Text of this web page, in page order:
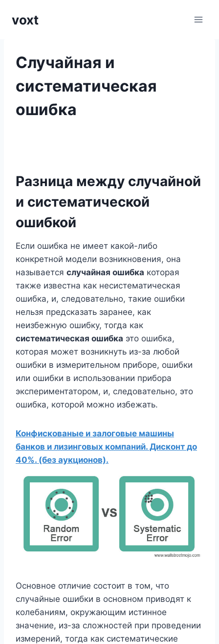
voxt
Случайная и
систематическая
ошибка
Разница между случайной
и систематической
ошибкой
Если ошибка не имеет какой-либо
конкретной модели возникновения, она
называется случайная ошибка которая
также известна как несистематическая
ошибка, и, следовательно, такие ошибки
нельзя предсказать заранее, как
неизбежную ошибку, тогда как
систематическая ошибка это ошибка,
которая может возникнуть из-за любой
ошибки в измерительном приборе, ошибки
или ошибки в использовании прибора
экспериментатором, и, следовательно, это
ошибка, которой можно избежать.
Конфискованые и залоговые машины
банков и лизинговых компаний. Дисконт до
40%. (без аукционов).
Основное отличие состоит в том, что
случайные ошибки в основном приводят к
колебаниям, окружающим истинное
значение, из-за сложностей при проведении
измерений, тогда как систематические